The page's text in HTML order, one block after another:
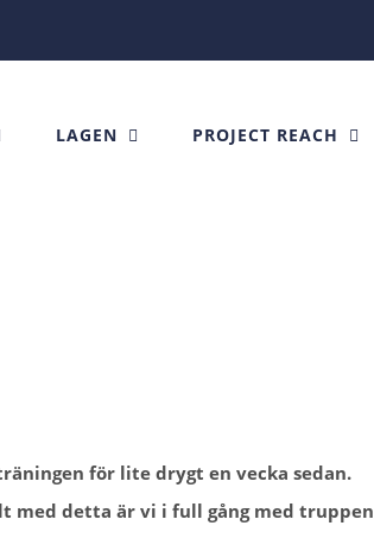
LAGEN PROJECT REACH
för lite drygt en vecka sedan.
med detta är vi i full gång med truppen